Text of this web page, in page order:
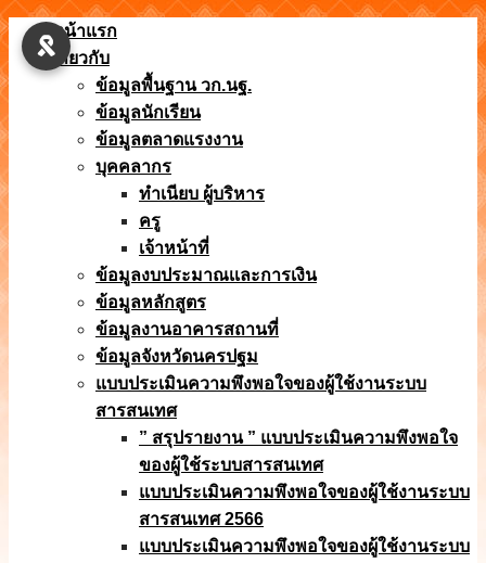
Skip
to
content
หน้าแรก
เกี่ยวกับ
ข้อมูลพื้นฐาน วก.นฐ.
ข้อมูลนักเรียน
ข้อมูลตลาดแรงงาน
บุคคลากร
ทำเนียบ ผู้บริหาร
ครู
เจ้าหน้าที่
ข้อมูลงบประมาณเเละการเงิน
ข้อมูลหลักสูตร
ข้อมูลงานอาคารสถานที่
ข้อมูลจังหวัดนครปฐม
แบบประเมินความพึงพอใจของผู้ใช้งานระบบ
สารสนเทศ
” สรุปรายงาน ” แบบประเมินความพึงพอใจ
ของผู้ใช้ระบบสารสนเทศ
แบบประเมินความพึงพอใจของผู้ใช้งานระบบ
สารสนเทศ 2566
แบบประเมินความพึงพอใจของผู้ใช้งานระบบ